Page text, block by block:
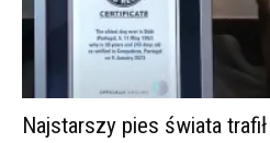
Najstarszy pies świata